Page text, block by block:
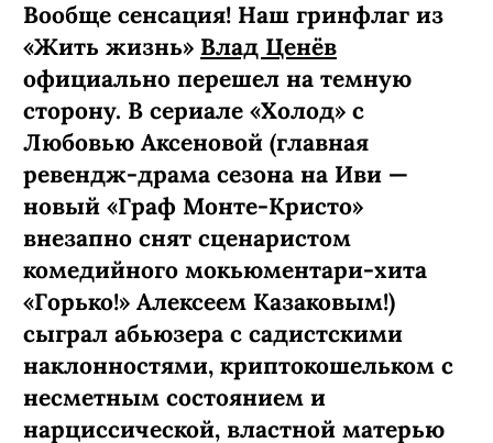
Вообще сенсация! Наш гринфлаг из
«Жить жизнь» Влад Ценёв
официально перешел на темную
сторону. В сериале «Холод» с
Любовью Аксеновой (главная
ревендж-­драма сезона на Иви —
новый «Граф Монте-­Кристо»
внезапно снят сценаристом
комедийного мокьюментари-хита
«Горько!» Алексеем Казаковым!)
сыграл абьюзера с садистскими
наклонностями, криптокошельком с
несметным состоянием и
нарциссической, властной матерью